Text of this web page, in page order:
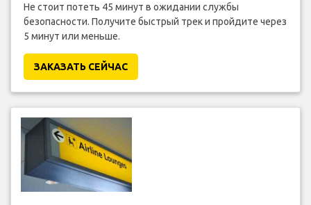
Не стоит потеть 45 минут в ожидании службы
безопасности. Получите быстрый трек и пройдите через
5 минут или меньше.
ЗАКАЗАТЬ СЕЙЧАС